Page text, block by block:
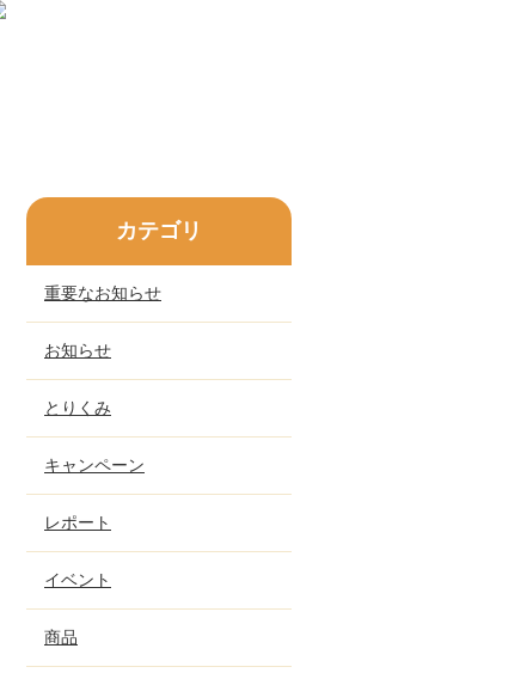
カテゴリ
重要なお知らせ
お知らせ
とりくみ
キャンペーン
レポート
イベント
商品